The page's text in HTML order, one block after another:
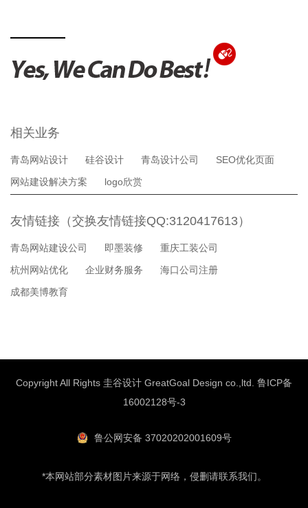
相关业务
青岛网站设计 硅谷设计 青岛设计公司
SEO优化页面
网站建设解决方案
logo欣赏
友情链接（交换友情链接QQ:3120417613）
青岛网站建设公司 即墨装修
重庆工装公司
杭州网站优化
企业财务服务
海口公司注册
成都美博教育
Copyright All Rights 圭谷设计 GreatGoal Design co.,ltd. 鲁ICP备
16002128号-3
鲁公网安备 37020202001609号
*本网站部分素材图片来源于网络，侵删请联系我们。